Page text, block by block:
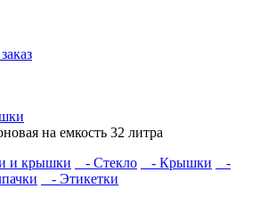
на емкость 32 литра
и крышки - Стекло - Крышки
-
- Этикетки